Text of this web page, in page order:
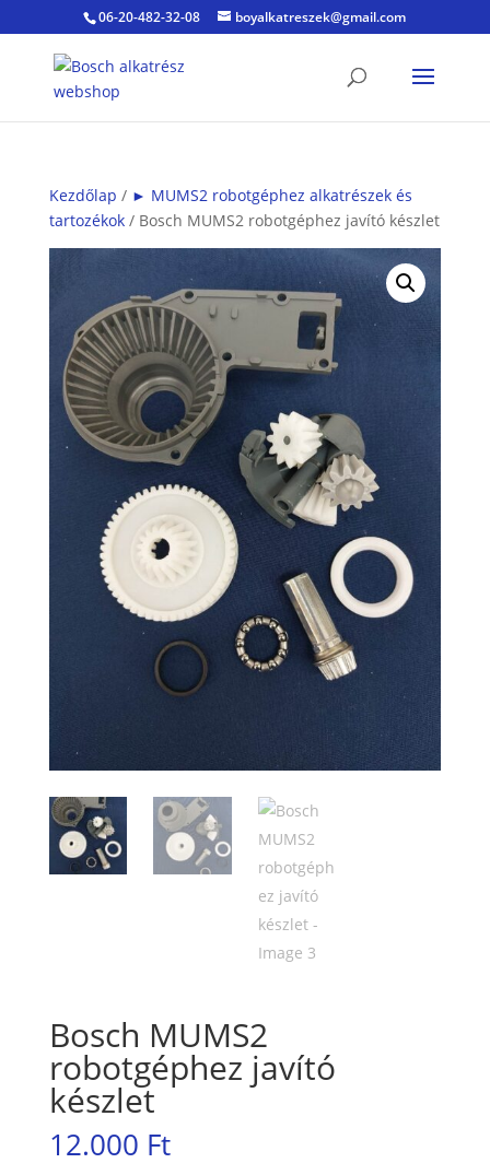
06-20-482-32-08 boyalkatreszek@gmail.com
Kezdőlap / ► MUMS2 robotgéphez alkatrészek és
tartozékok/ Bosch MUMS2 robotgéphez javító készlet
Bosch MUMS2
robotgéphez javító
készlet
12.000 Ft